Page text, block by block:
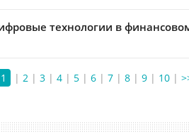
технологии в финансовом
1 | 2 | 3 | 4 | 5 | 6 | 7 | 8 | 9 | 10 |